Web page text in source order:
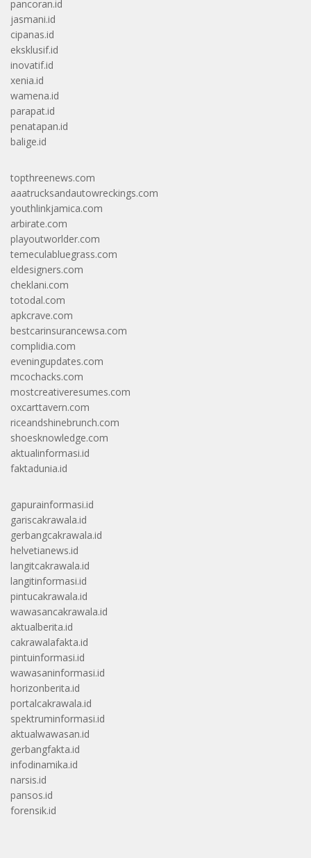
pancoran.id
jasmani.id
cipanas.id
eksklusif.id
inovatif.id
xenia.id
wamena.id
parapat.id
penatapan.id
balige.id
topthreenews.com
aaatrucksandautowreckings.com
youthlinkjamica.com
arbirate.com
playoutworlder.com
temeculabluegrass.com
eldesigners.com
cheklani.com
totodal.com
apkcrave.com
bestcarinsurancewsa.com
complidia.com
eveningupdates.com
mcochacks.com
mostcreativeresumes.com
oxcarttavern.com
riceandshinebrunch.com
shoesknowledge.com
aktualinformasi.id
faktadunia.id
gapurainformasi.id
gariscakrawala.id
gerbangcakrawala.id
helvetianews.id
langitcakrawala.id
langitinformasi.id
pintucakrawala.id
wawasancakrawala.id
aktualberita.id
cakrawalafakta.id
pintuinformasi.id
wawasaninformasi.id
horizonberita.id
portalcakrawala.id
spektruminformasi.id
aktualwawasan.id
gerbangfakta.id
infodinamika.id
narsis.id
pansos.id
forensik.id